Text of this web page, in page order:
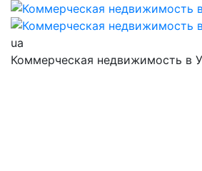
ua
Коммерческая недвижимость в